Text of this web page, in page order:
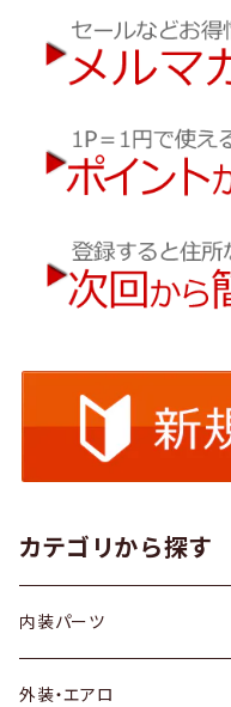
カテゴリから探す
内装パーツ
トヨタ
外装・エアロ